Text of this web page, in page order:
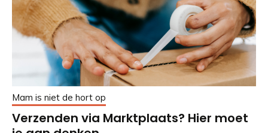
Mam is niet de hort op
Verzenden via Marktplaats? Hier moet